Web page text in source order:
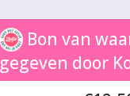
Bon van
gegeven door